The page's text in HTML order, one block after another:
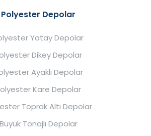
Polyester Depolar
Yatay Depolar
Dikey Depolar
Ayaklı Depolar
Kare Depolar
Toprak Altı Depolar
Büyük Tonajlı Depolar